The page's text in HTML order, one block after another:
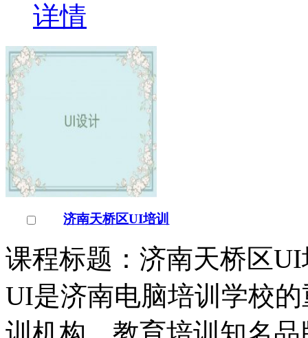
详情
济南天桥区UI培训
课程标题：济南天桥区
UI是济南电脑培训学校